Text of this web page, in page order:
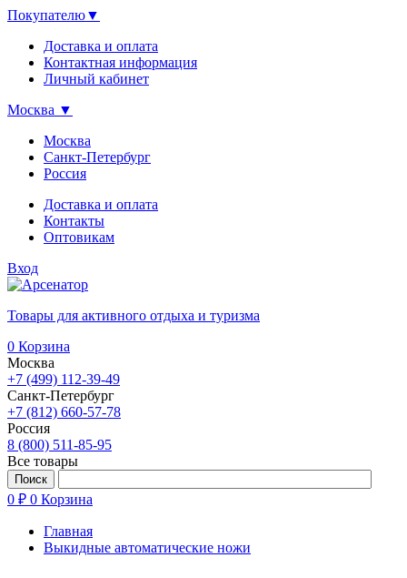
Покупателю▼
Доставка и оплата
Контактная информация
Личный кабинет
Москва ▼
Москва
Санкт-Петербург
Россия
Доставка и оплата
Контакты
Оптовикам
Вход
Товары для активного отдыха и туризма
0 Корзина
Москва
+7 (499) 112-39-49
Санкт-Петербург
+7 (812) 660-57-78
Россия
8 (800) 511-85-95
Все товары
0 ₽ 0 Корзина
Главная
Выкидные автоматические ножи